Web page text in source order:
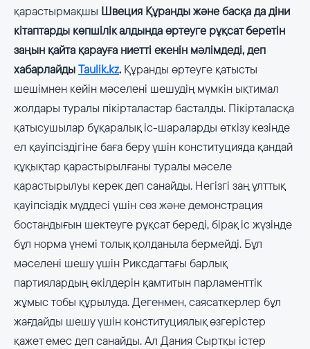
қарастырмақшы Швеция Құранды және басқа да діни
кітаптарды көпшілік алдында өртеуге рұқсат беретін
заңын қайта қарауға ниетті екенін мәлімдеді, деп
хабарлайдыTaulik.kz. Құранды өртеуге қатысты
шешімнен кейін мәселені шешудің мүмкін ықтимал
жолдары туралы пікірталастар басталды. Пікірталасқа
қатысушылар бұқаралық іс-шараларды өткізу кезінде
ел қауіпсіздігіне баға беру үшін конституцияда қандай
құқықтар қарастырылғаны туралы мәселе
қарастырылуы керек деп санайды. Негізгі заң ұлттық
қауіпсіздік мүддесі үшін сөз және демонстрация
бостандығын шектеуге рұқсат береді, бірақ іс жүзінде
бұл норма үнемі толық қолданыла бермейді. Бұл
мәселені шешу үшін Риксдагтағы барлық
партиялардың өкілдерін қамтитын парламенттік
жұмыс тобы құрылуда. Дегенмен, саясаткерлер бұл
жағдайды шешу үшін конституциялық өзгерістер
қажет емес деп санайды. Ал Дания Сыртқы істер